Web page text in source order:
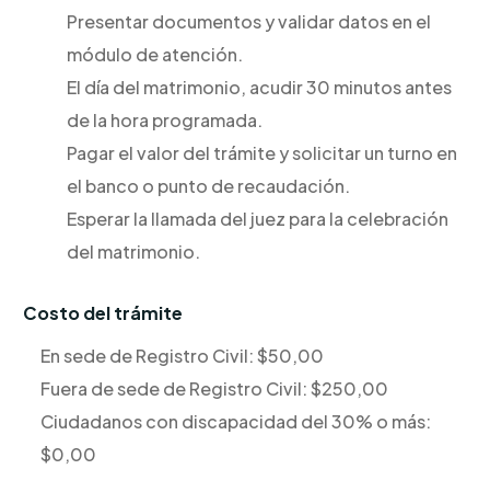
Presentar documentos y validar datos en el
módulo de atención.
El día del matrimonio, acudir 30 minutos antes
de la hora programada.
Pagar el valor del trámite y solicitar un turno en
el banco o punto de recaudación.
Esperar la llamada del juez para la celebración
del matrimonio.
Costo del trámite
En sede de Registro Civil: $50,00
Fuera de sede de Registro Civil: $250,00
Ciudadanos con discapacidad del 30% o más:
$0,00